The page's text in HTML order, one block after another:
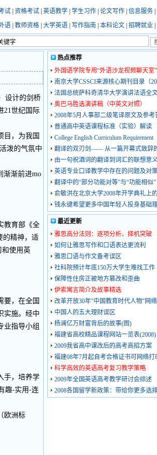
试 资格考试 英语教学 学生习作 论文写作 信息服务
语 教师资格 大学英语 写作指南 本科论文 招聘就业
设计的剑桥
21世纪国际
，为我国
泼的气氛中
渐渐前进mo
教育部《全
的精神，适
和使用英
，在全国
实施。经中
业指导小组
手，培养学
趣-实用-连
欧洲标
热点推荐
外国语学院专用“外语沙龙视频聊天室”
南京大学CSSCI来源核心期刊目录（
法国总统萨科奇清华大学演讲法语全
奥巴马胜选演讲稿（中英文对照）
2008年5月人事部二级笔译原文及参考
普通高中英语课程标准（实验）解读
College English Curriculum Requirement
翻译的双刃剑—— 从一篇开幕式致辞
由一句祝酒词的翻译到词汇的联想意
英语专业口译教学中存在的问题及对
翻译中的“部分功能对等”与“功能相似”
俞敏洪在北京大学2008年开学典礼上
钱永键希望更多中国年轻人投身基础
最近更新
雅思高分法则：逐项分析、择机突破
如何让雅思写作和口语表达更流利
雅思口语与作文备考误区
社科院预计年底150万大学生难找工作
保障性住房正被地方篡改和歪曲
伊索寓言简介及故事精选
改革开放30年"中国教育时代人物"网
中国人的五大理财误区
杨澜亿万财富背后的故事(图)
福建省高校精品课程网站一览表(2008)
2009我省高中课改后的高考高招方案
福建08年7月起自考合格证书可网络打
科学高效的英语高考复习教学策略
2009年全国英语高考教学研讨会综述
2008各国留学新政策：带给你更多选